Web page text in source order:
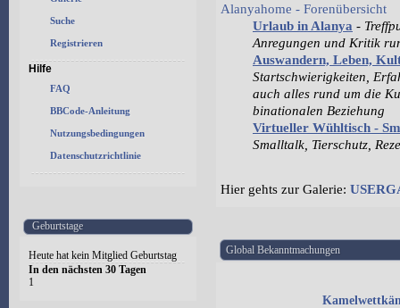
Suche
Registrieren
Hilfe
FAQ
BBCode-Anleitung
Nutzungsbedingungen
Datenschutzrichtlinie
Geburtstage
Heute hat kein Mitglied Geburtstag
In den nächsten 30 Tagen
1
Alanyahome - Forenübersicht
Urlaub in Alanya -
Anregungen und Kritik
Auswandern, Leben,
Startschwierigkeiten,
auch alles rund um die
binationalen Beziehung
Virtueller Wühltisch -
Smalltalk, Tierschutz,
Hier gehts zur Galerie:
Global Bekanntmachungen